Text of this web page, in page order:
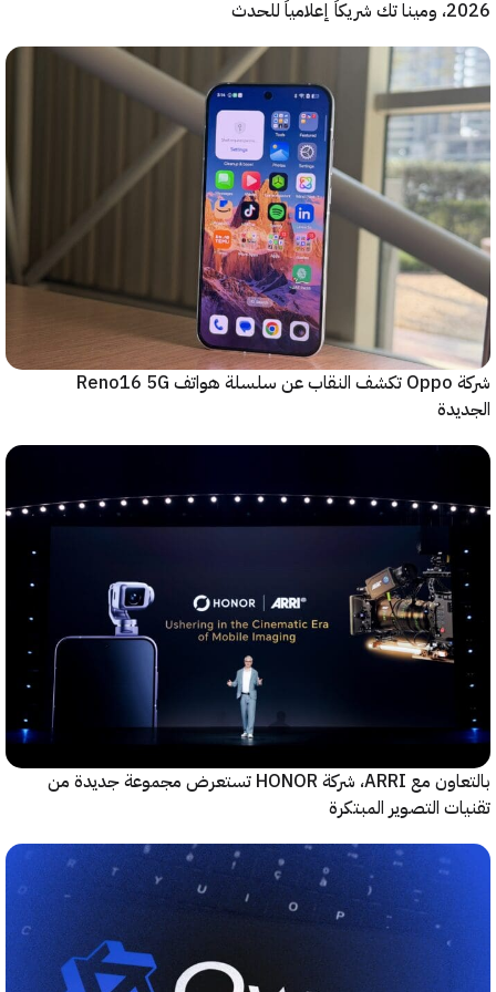
للحدث
شركة Oppo تكشف النقاب عن سلسلة هواتف Reno16 5G
بالتعاون مع ARRI، شركة HONOR تستعرض مجموعة جديدة من
التصوير المبتكرة